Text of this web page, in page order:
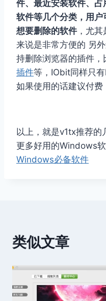
件、最近安装软件、
软件等几个分类，用
想要删除的软件 ，尤
来说是非常方便的 另
持删除浏览器的插件，
插件等，IObit同样只有
如果使用的话建议付费
以上，就是v1tx推荐的
更多好用的Windows
Windows必备软件
类似文章